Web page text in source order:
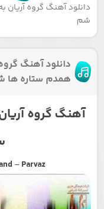
دانلود آهنگ گروه آریان
شم
دانلود آهنگ
همدم ستاره ها
آهنگ گروه
– Parvaz